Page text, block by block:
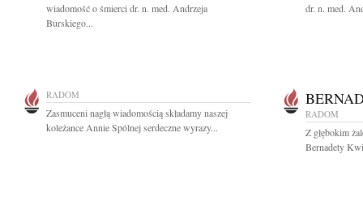
wiadomość o śmierci dr. n. med. Andrzeja
Burskiego...
dr. n. med.
RADOM
Zasmuceni nagłą wiadomością składamy naszej
koleżance Annie Spólnej serdeczne wyrazy...
RADOM
Z głębokim
Bernadety